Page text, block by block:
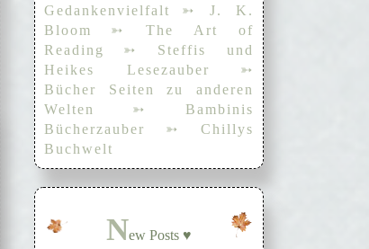
Gedankenvielfalt
➳ J. K.
Bloom
➳ The Art of
Reading
➳ Steffis und
Heikes Lesezauber
➳
Bücher Seiten zu anderen
Welten
➳ Bambinis
Bücherzauber
➳ Chillys
Buchwelt
New Posts ♥